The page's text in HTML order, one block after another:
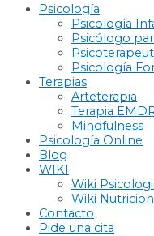
Psicología
Psicología
Psicólogo
Psicología
Terapias
Arteterapia
Terapia
Mindfulness
Psicología Online
Blog
WIKI
Wiki
Wiki Nutricion
Contacto
Pide una cita